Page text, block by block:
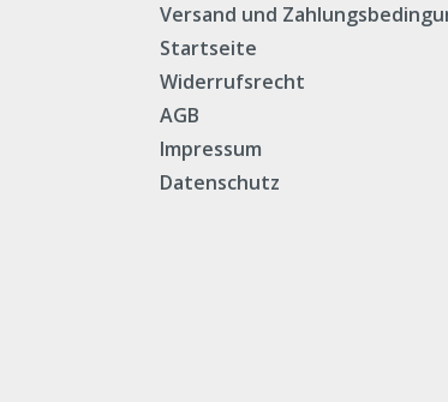
Versand und
Startseite
Widerrufsrecht
AGB
Impressum
Datenschutz